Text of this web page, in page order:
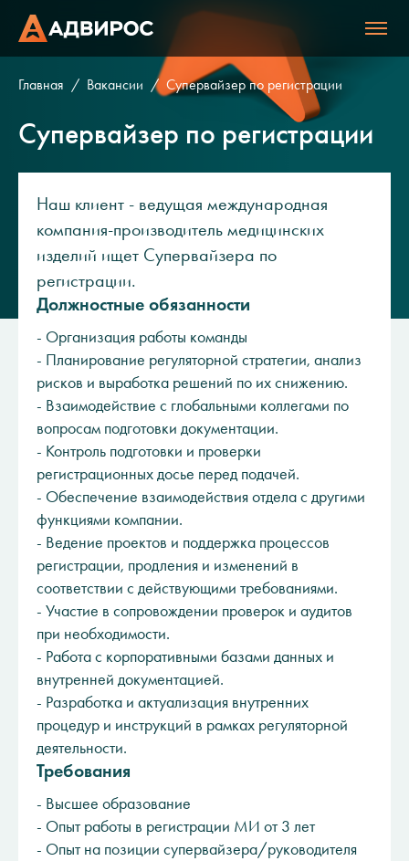
Главная Вакансии Супервайзер по регистрации
Супервайзер по регистрации
Наш клиент - ведущая международная
компания-производитель медицинских
изделий ищет Супервайзера по
регистрации.
Должностные обязанности
- Организация работы команды
- Планирование регуляторной стратегии, анализ
рисков и выработка решений по их снижению.
- Взаимодействие с глобальными коллегами по
вопросам подготовки документации.
- Контроль подготовки и проверки
регистрационных досье перед подачей.
- Обеспечение взаимодействия отдела с другими
функциями компании.
- Ведение проектов и поддержка процессов
регистрации, продления и изменений в
соответствии с действующими требованиями.
- Участие в сопровождении проверок и аудитов
при необходимости.
- Работа с корпоративными базами данных и
внутренней документацией.
- Разработка и актуализация внутренних
процедур и инструкций в рамках регуляторной
деятельности.
Требования
- Высшее образование
- Опыт работы в регистрации МИ от 3 лет
- Опыт на позиции супервайзера/руководителя